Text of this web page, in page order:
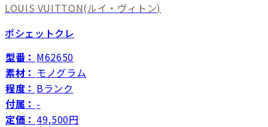
LOUIS VUITTON(ルイ・ヴィトン)
ポシェットクレ
型番： M62650
素材： モノグラム
程度： Bランク
付属： -
定価： 49,500円